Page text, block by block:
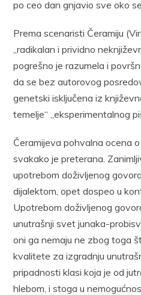
po ceo dan gnjavio sve oko
Prema scenaristi Čeramiju
„radikalan i prividno
pogrešno je razumela i
da se bez autorovog
genetski isključena iz
temelje“ „eksperimentalnog
Čeramijeva pohvalna ocena
svakako je preterana.
upotrebom doživljenog
dijalektom, opet dospeo u
Upotrebom doživljenog
unutrašnji svet junaka-
oni ga nemaju ne zbog toga
kvalitete za izgradnju
pripadnosti klasi koja je od
hlebom, i stoga u